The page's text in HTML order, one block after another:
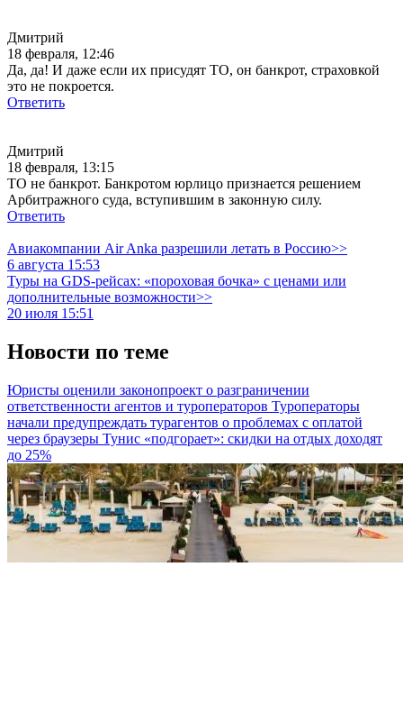
Дмитрий
18 февраля, 12:46
Да, да! И даже если их присудят ТО, он банкрот, страховкой
это не покроется.
Ответить
Дмитрий
18 февраля, 13:15
ТО не банкрот. Банкротом юрлицо признается решением
Арбитражного суда, вступившим в законную силу.
Ответить
Авиакомпании Air Anka разрешили летать в Россию>>
6 августа 15:53
Туры на GDS-рейсах: «пороховая бочка» с ценами или
дополнительные возможности>>
20 июля 15:51
Новости по теме
Юристы оценили законопроект о разграничении
ответственности агентов и туроператоров Туроператоры
начали предупреждать турагентов о проблемах с оплатой
через браузеры Тунис «подгорает»: скидки на отдых доходят
до 25%